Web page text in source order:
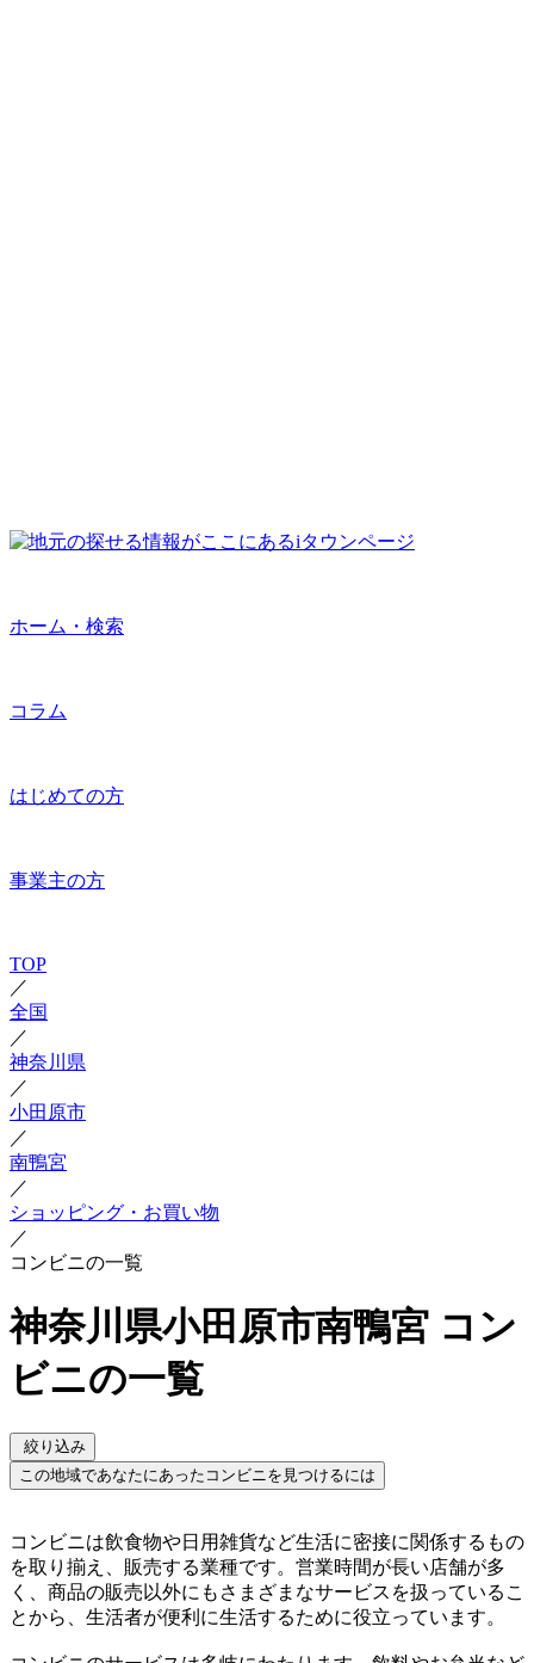
ホーム・検索
コラム
はじめての方
事業主の方
TOP
／
全国
／
神奈川県
／
小田原市
／
南鴨宮
／
ショッピング・お買い物
／
コンビニの一覧
神奈川県小田原市南鴨宮 コン
ビニの一覧
絞り込み
この地域であなたにあったコンビニを見つけるには
コンビニは飲食物や日用雑貨など生活に密接に関係するもの
を取り揃え、販売する業種です。営業時間が長い店舗が多
く、商品の販売以外にもさまざまなサービスを扱っているこ
とから、生活者が便利に生活するために役立っています。